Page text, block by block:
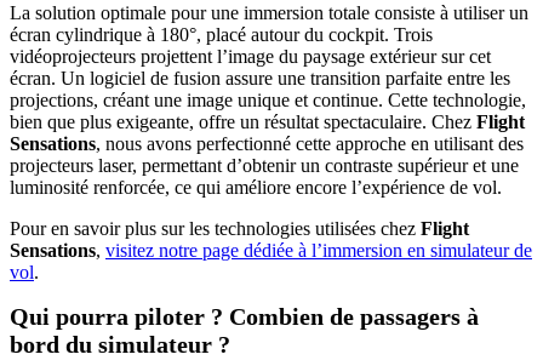
La solution optimale pour une immersion totale consiste à utiliser un
écran cylindrique à 180°, placé autour du cockpit. Trois
vidéoprojecteurs projettent l’image du paysage extérieur sur cet
écran. Un logiciel de fusion assure une transition parfaite entre les
projections, créant une image unique et continue. Cette technologie,
bien que plus exigeante, offre un résultat spectaculaire. Chez Flight
Sensations, nous avons perfectionné cette approche en utilisant des
projecteurs laser, permettant d’obtenir un contraste supérieur et une
luminosité renforcée, ce qui améliore encore l’expérience de vol.
Pour en savoir plus sur les technologies utilisées chez Flight
Sensations, visitez notre page dédiée à l’immersion en simulateur de
vol.
Qui pourra piloter ? Combien de passagers à
bord du simulateur ?